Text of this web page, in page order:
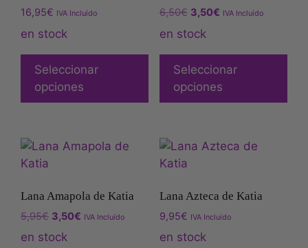
16,95€ IVA Incluído
en stock
Seleccionar
opciones
6,50€ 3,50€ IVA Incluído
en stock
Seleccionar
opciones
Lana Amapola de Katia
5,95€ 3,50€ IVA Incluído
en stock
Lana Azteca de Katia
9,95€ IVA Incluído
en stock